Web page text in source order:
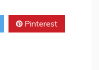
Pinterest